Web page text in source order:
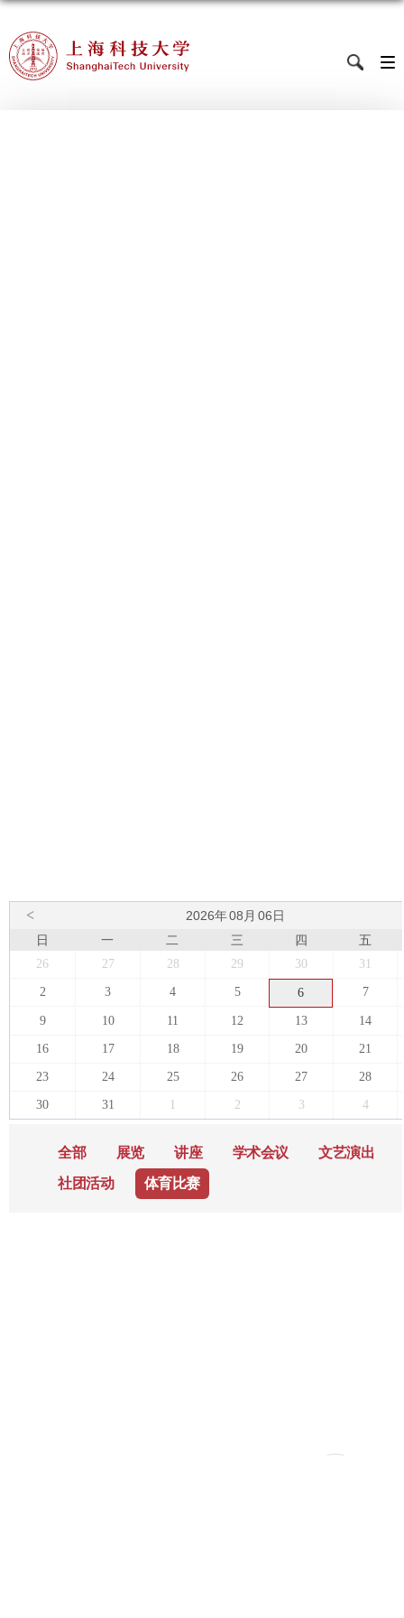
< 2026年08 月 06日
日
一 二 三 四 五
26 27 28 29 30 31
2 3 4 5 6 7
9 10 11 12 13 14
16 17 18 19 20 21
23 24 25 26 27 28
30 31 1 2 3 4
全部 展览 讲座 学术会议
文艺演出
社团活动
体育比赛